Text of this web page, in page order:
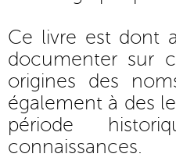
Ce livre est dont
documenter sur
origines des
également à des
période
connaissances.